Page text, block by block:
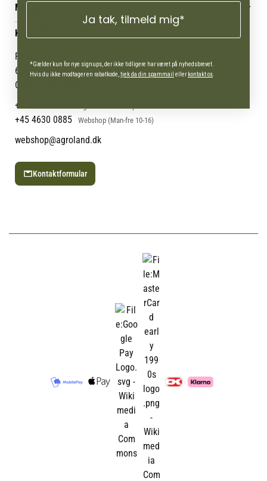
Følg din bestilling
Persondatapolitik
Cookies
Job
Mærker
Om os
Om Vestjyllands Andel
Blog
Ofte stillede spørgsmål
MIN KONTO
Administrer min konto
KONTAKT OS
Pantonevej 10
6580 Vamdrup
CVR: 21 38 54 84
+45 7692 2900
+45 4630 0885 Webshop (Man-fre 10-16)
webshop@agroland.dk
Kontaktformular
Ja tak, tilmeld mig*
*Gælder kun for nye signups, der ikke tidligere har været på nyhedsbrevet.
Hvis du ikke modtager en rabatkode, tjek da din spammail ellerkontakt os